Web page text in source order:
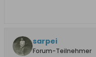
sarpei
Forum-Teilnehmer